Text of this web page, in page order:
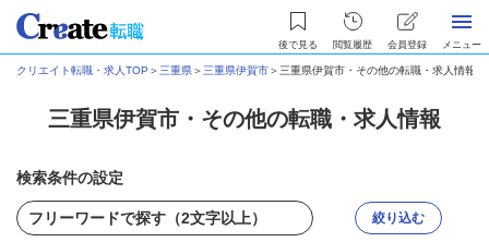
後で見る 閲覧履歴 会員登録 メニュー
クリエイト転職・求人TOP ＞ 三重県＞ 三重県伊賀市＞ 三重県伊賀市・その他の転職・求人情報
三重県伊賀市・その他の転職・求人情報
検索条件の設定
絞り込む